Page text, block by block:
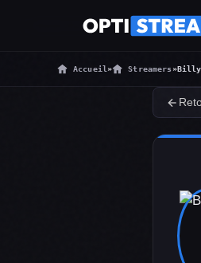
Accueil » Streamers»Billy